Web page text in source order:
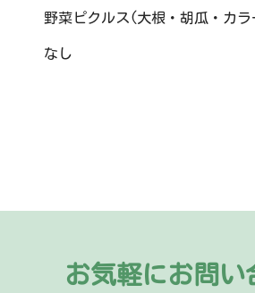
野菜ピクルス(大根・胡瓜・カ
なし
お気軽にお問い